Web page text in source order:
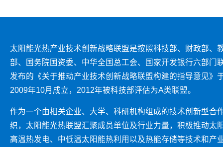
太阳能光热产业技术创新战略联盟是按照科技部、财政部、
部、国务院国资委、中华全国总工会、国家开发银行六部门
发布的《关于推动产业技术创新战略联盟构建的指导意见》
2009年10月成立，2012年被科技部评估为A类联盟。
作为一个由相关企业、大学、科研机构组成的技术创新型合
织，太阳能光热联盟汇聚成员单位及行业力量，积极推动太
高温热发电、中低温太阳能热利用以及热能存储等技术和产